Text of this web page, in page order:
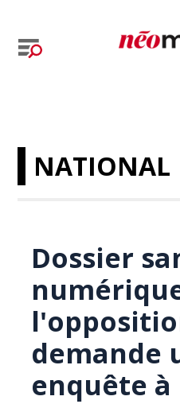
NATIONAL
Dossier
demande
enquête à